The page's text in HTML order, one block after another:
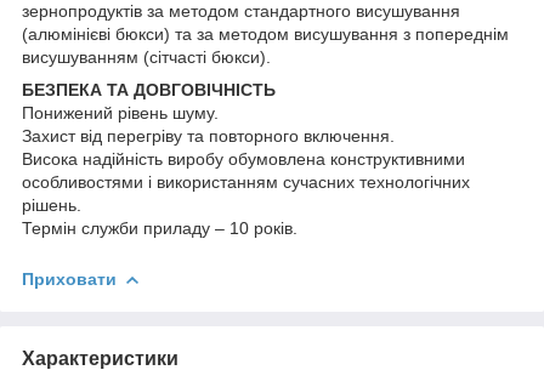
зернопродуктів за методом стандартного висушування
(алюмінієві бюкси) та за методом висушування з попереднім
висушуванням (сітчасті бюкси).
БЕЗПЕКА ТА ДОВГОВІЧНІСТЬ
Понижений рівень шуму.
Захист від перегріву та повторного включення.
Висока надійність виробу обумовлена конструктивними
особливостями і використанням сучасних технологічних
рішень.
Термін служби приладу – 10 років.
Приховати
Характеристики